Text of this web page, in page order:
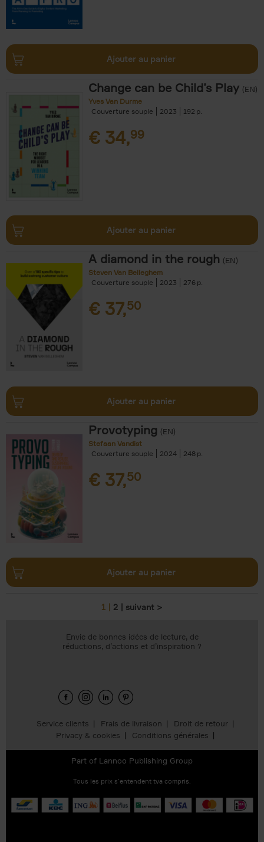
Ajouter au panier
Change can be Child’s Play (EN)
Yves Van Durme
Couverture souple
2023 192
€ 34,99
Ajouter au panier
A diamond in the rough (EN)
Steven Van Belleghem
Couverture souple
2023 276
€ 37,50
Ajouter au panier
Provotyping (EN)
Stefaan Vandist
Couverture souple
2024 248
€ 37,50
Ajouter au panier
1 2 suivant >
Service clients Frais de livraison
Droit de retour
Privacy & cookies
Conditions générales
Envie de bonnes idées de lecture, de
réductions, d’actions et d’inspiration ?
Part of Lannoo Publishing Group
Tous les prix s’entendent tva compris.